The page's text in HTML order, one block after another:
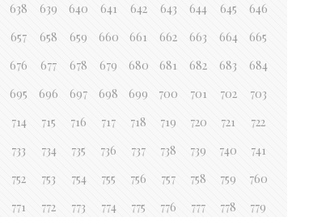
638 639 640 641 642 643 644 645
646
657 658 659 660 661 662 663 664
665
676 677 678 679 680 681 682 683
684
695 696 697 698 699 700 701 702
703
714 715 716 717 718 719 720 721
722
733 734 735 736 737 738 739 740
741
752 753 754 755 756 757 758 759
760
771 772 773 774 775 776 777 778 779